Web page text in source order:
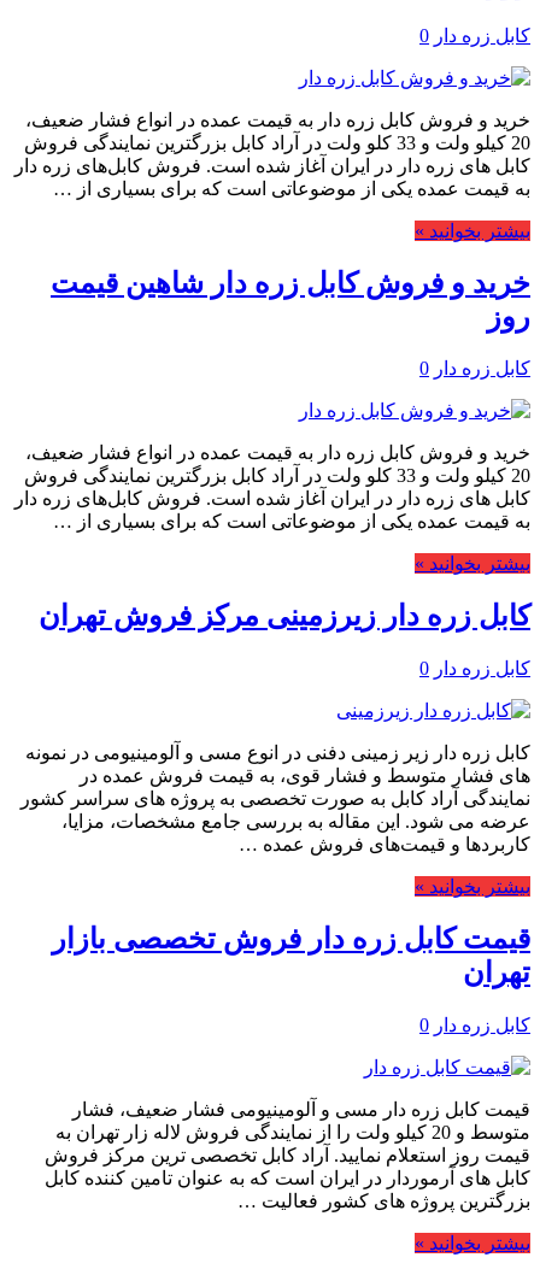
کابل زره دار 0
خرید و فروش کابل زره دار به قیمت عمده در انواع فشار ضعیف،
20 کیلو ولت و 33 کلو ولت در آراد کابل بزرگترین نمایندگی فروش
کابل های زره دار در ایران آغاز شده است. فروش کابل‌های زره دار
به قیمت عمده یکی از موضوعاتی است که برای بسیاری از …
بیشتر بخوانید »
خرید و فروش کابل زره دار شاهین قیمت
روز
کابل زره دار 0
خرید و فروش کابل زره دار به قیمت عمده در انواع فشار ضعیف،
20 کیلو ولت و 33 کلو ولت در آراد کابل بزرگترین نمایندگی فروش
کابل های زره دار در ایران آغاز شده است. فروش کابل‌های زره دار
به قیمت عمده یکی از موضوعاتی است که برای بسیاری از …
بیشتر بخوانید »
کابل زره دار زیرزمینی مرکز فروش تهران
کابل زره دار 0
کابل زره دار زیر زمینی دفنی در انوع مسی و آلومینیومی در نمونه
های فشار متوسط و فشار قوی، به قیمت فروش عمده در
نمایندگی آراد کابل به صورت تخصصی به پروژه های سراسر کشور
عرضه می شود. این مقاله به بررسی جامع مشخصات، مزایا،
کاربردها و قیمت‌های فروش عمده …
بیشتر بخوانید »
قیمت کابل زره دار فروش تخصصی بازار
تهران
کابل زره دار 0
قیمت کابل زره دار مسی و آلومینیومی فشار ضعیف، فشار
متوسط و 20 کیلو ولت را از نمایندگی فروش لاله زار تهران به
قیمت روز استعلام نمایید. آراد کابل تخصصی ترین مرکز فروش
کابل های آرموردار در ایران است که به عنوان تامین کننده کابل
بزرگترین پروژه های کشور فعالیت …
بیشتر بخوانید »